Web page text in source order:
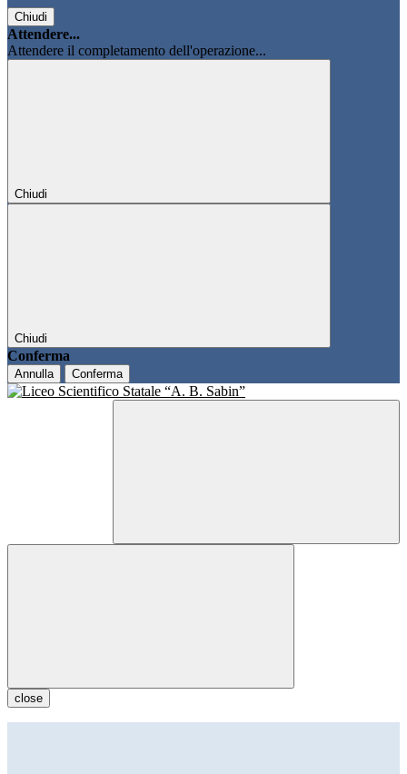
Chiudi
Attendere...
Attendere il completamento dell'operazione...
Chiudi
Chiudi
Conferma
Annulla Conferma
close